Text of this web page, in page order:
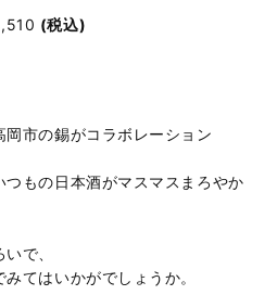
(税込)
市の錫がコラボレーション
もの日本酒がマスマスまろやか
で、
てはいかがでしょうか。